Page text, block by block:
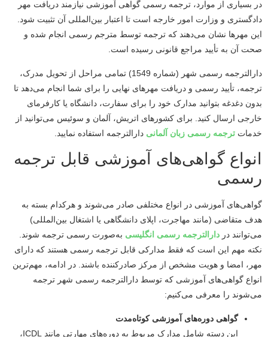
در بسیاری از موارد، ترجمه رسمی گواهی آموزشی نیازمند دریافت مهر
دادگستری و وزارت امور خارجه است تا اعتبار بین‌المللی آن تثبیت شود.
این مهرها نشان می‌دهند که ترجمه توسط مترجم رسمی انجام شده و
صحت آن به تأیید مراجع قانونی رسیده است.
دارالترجمه رسمی شهر (شماره 1549) تمامی مراحل از تحویل مدرک،
ترجمه، تأیید رسمی و دریافت مهرهای نهایی را برای شما انجام می‌دهد تا
بدون دغدغه بتوانید مدارک خود را برای سفارت، دانشگاه یا کارفرمای
خارجی ارسال کنید. برای کشورهای اتریش، آلمان و سوئیس می‌توانید از
خدمات ترجمه رسمی زبان آلمانی دارالترجمه استفاده نمایید.
انواع گواهی‌های آموزشی قابل ترجمه
رسمی
گواهی‌های آموزشی در انواع مختلفی صادر می‌شوند و هرکدام بسته به
هدف متقاضی (مانند مهاجرت، اپلای دانشگاهی یا اشتغال بین‌المللی)
می‌توانند در دارالترجمه رسمی انگلیسی به‌صورت رسمی ترجمه شوند.
نکته مهم این است که فقط مدارکی قابل ترجمه رسمی هستند که دارای
مهر، امضا و هویت مشخص از مرکز صادرکننده باشند. در ادامه، مهم‌ترین
انواع گواهی‌های آموزشی که توسط دارالترجمه رسمی شهر ترجمه
می‌شوند را معرفی می‌کنیم:
گواهی دوره‌های آموزشی کوتاه‌مدت
این دسته شامل مدارک مربوط به دوره‌های مهارتی مانند ICDL،